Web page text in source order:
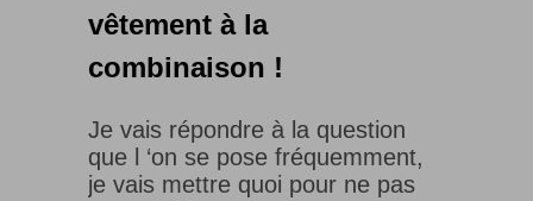
vêtement à la
combinaison !
Je vais répondre à la question
que l ‘on se pose fréquemment,
je vais mettre quoi pour ne pas